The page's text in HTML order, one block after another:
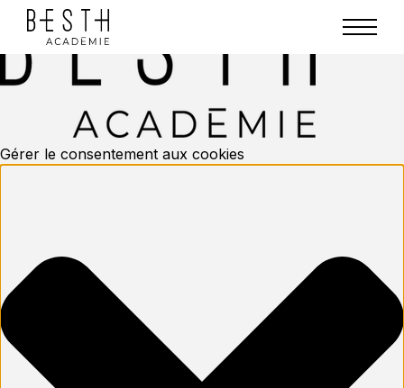
Gérer le consentement aux cookies